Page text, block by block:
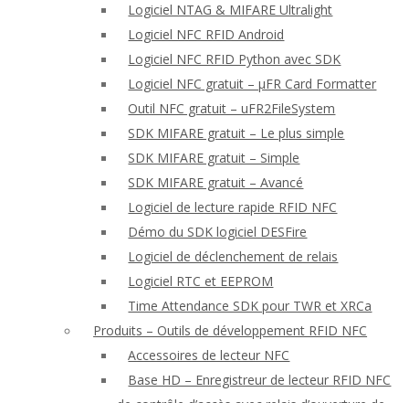
Logiciel NTAG & MIFARE Ultralight
Logiciel NFC RFID Android
Logiciel NFC RFID Python avec SDK
Logiciel NFC gratuit – μFR Card Formatter
Outil NFC gratuit – uFR2FileSystem
SDK MIFARE gratuit – Le plus simple
SDK MIFARE gratuit – Simple
SDK MIFARE gratuit – Avancé
Logiciel de lecture rapide RFID NFC
Démo du SDK logiciel DESFire
Logiciel de déclenchement de relais
Logiciel RTC et EEPROM
Time Attendance SDK pour TWR et XRCa
Produits – Outils de développement RFID NFC
Accessoires de lecteur NFC
Base HD – Enregistreur de lecteur RFID NFC